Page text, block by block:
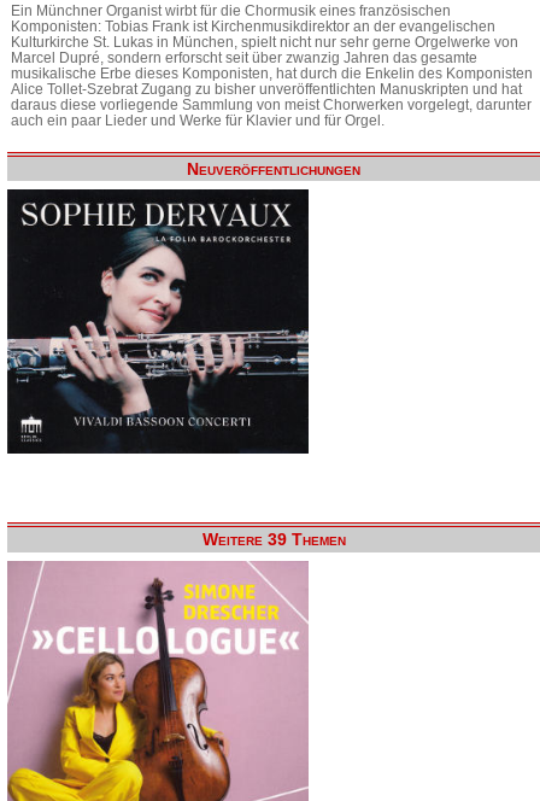
Ein Münchner Organist wirbt für die Chormusik eines französischen
Komponisten: Tobias Frank ist Kirchenmusikdirektor an der evangelischen
Kulturkirche St. Lukas in München, spielt nicht nur sehr gerne Orgelwerke von
Marcel Dupré, sondern erforscht seit über zwanzig Jahren das gesamte
musikalische Erbe dieses Komponisten, hat durch die Enkelin des Komponisten
Alice Tollet-Szebrat Zugang zu bisher unveröffentlichten Manuskripten und hat
daraus diese vorliegende Sammlung von meist Chorwerken vorgelegt, darunter
auch ein paar Lieder und Werke für Klavier und für Orgel.
Neuveröffentlichungen
Weitere 39 Themen